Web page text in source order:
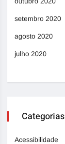
setembro 2020
agosto 2020
julho 2020
Categorias
Acessibilidade